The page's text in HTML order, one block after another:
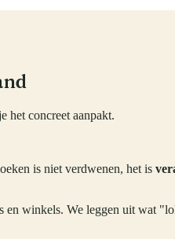
het concreet aanpakt.
is niet verdwenen, het is
en winkels. We leggen uit wat